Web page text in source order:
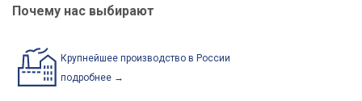
Почему нас выбирают
Крупнейшее производство в России
подробнее →